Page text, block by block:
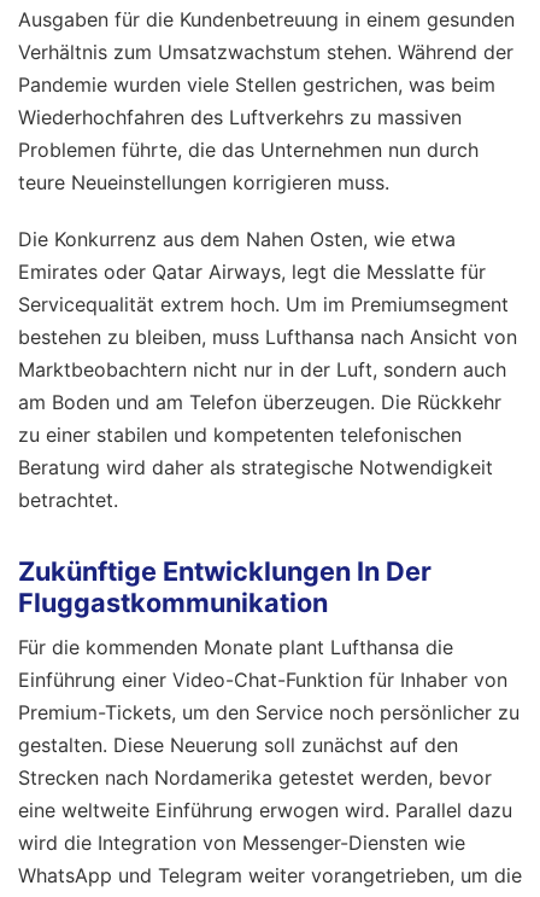
Ausgaben für die Kundenbetreuung in einem gesunden
Verhältnis zum Umsatzwachstum stehen. Während der
Pandemie wurden viele Stellen gestrichen, was beim
Wiederhochfahren des Luftverkehrs zu massiven
Problemen führte, die das Unternehmen nun durch
teure Neueinstellungen korrigieren muss.
Die Konkurrenz aus dem Nahen Osten, wie etwa
Emirates oder Qatar Airways, legt die Messlatte für
Servicequalität extrem hoch. Um im Premiumsegment
bestehen zu bleiben, muss Lufthansa nach Ansicht von
Marktbeobachtern nicht nur in der Luft, sondern auch
am Boden und am Telefon überzeugen. Die Rückkehr
zu einer stabilen und kompetenten telefonischen
Beratung wird daher als strategische Notwendigkeit
betrachtet.
Zukünftige Entwicklungen In Der
Fluggastkommunikation
Für die kommenden Monate plant Lufthansa die
Einführung einer Video-Chat-Funktion für Inhaber von
Premium-Tickets, um den Service noch persönlicher zu
gestalten. Diese Neuerung soll zunächst auf den
Strecken nach Nordamerika getestet werden, bevor
eine weltweite Einführung erwogen wird. Parallel dazu
wird die Integration von Messenger-Diensten wie
WhatsApp und Telegram weiter vorangetrieben, um die